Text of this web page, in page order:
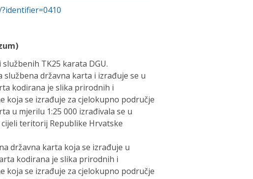
TK25 karata DGU.
državna karta i izrađuje se u
kodirana je slika prirodnih i
koja se izrađuje za cjelokupno područje
u mjerilu 1:25 000 izrađivala se u
teritorij Republike Hrvatske
državna karta koja se izrađuje u
kodirana je slika prirodnih i
koja se izrađuje za cjelokupno područje